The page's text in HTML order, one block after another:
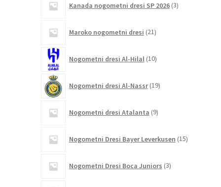
Kanada nogometni dresi SP 2026 3izdelki
Maroko nogometni dresi 21izdelkov
Nogometni dresi Al-Hilal 10izdelkov
Nogometni dresi Al-Nassr 19izdelkov
Nogometni dresi Atalanta 9izdelkov
Nogometni Dresi Bayer Leverkusen 15izdelkov
Nogometni Dresi Boca Juniors 3izdelki